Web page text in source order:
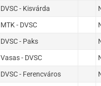
DVSC - Kisvárda
MTK - DVSC
DVSC - Paks
Vasas - DVSC
DVSC - Ferencváros